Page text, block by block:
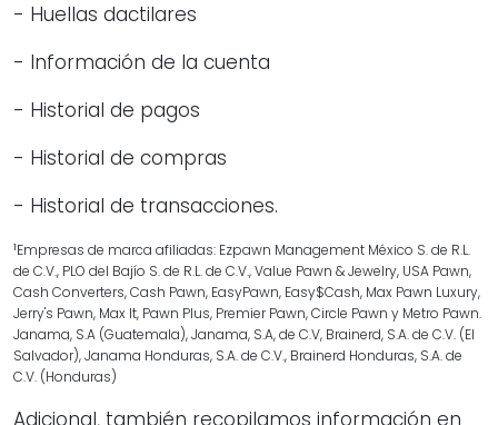
- Huellas dactilares
- Información de la cuenta
- Historial de pagos
- Historial de compras
- Historial de transacciones.
1Empresas de marca afiliadas: Ezpawn Management México S. de R.L.
de C.V., PLO del Bajío S. de R.L. de C.V., Value Pawn & Jewelry, USA Pawn,
Cash Converters, Cash Pawn, EasyPawn, Easy$Cash, Max Pawn Luxury,
Jerry's Pawn, Max It, Pawn Plus, Premier Pawn, Circle Pawn y Metro Pawn.
Janama, S.A (Guatemala), Janama, S.A, de C.V, Brainerd, S.A. de C.V. (El
Salvador), Janama Honduras, S.A. de C.V., Brainerd Honduras, S.A. de
C.V. (Honduras)
Adicional, también recopilamos información en